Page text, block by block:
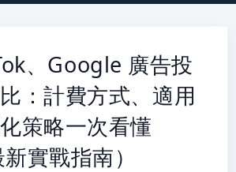
、Google 廣告投
：計費方式、適用
策略一次看懂
新實戰指南）